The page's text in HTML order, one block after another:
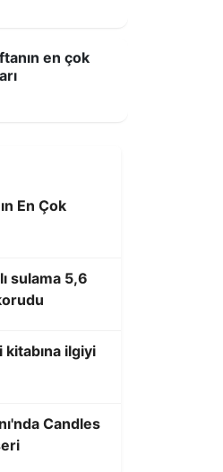
921
en çok
En Çok
sulama 5,6
ilgiyi
Candles